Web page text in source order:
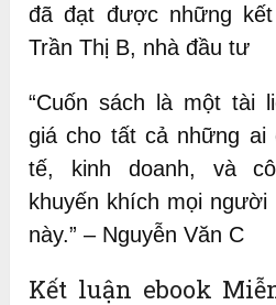
đã đạt được những
Trần Thị B, nhà đầu tư
“Cuốn sách là một tài
giá cho tất cả những ai
tế, kinh doanh, và
khuyến khích mọi
này.” – Nguyễn Văn C
Kết luận ebook